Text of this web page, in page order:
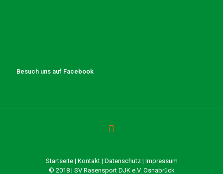
Besuch uns auf Facebook
Startseite| Kontakt| Datenschutz| Impressum
© 2018 | SV Rasensport DJK e.V. Osnabrück